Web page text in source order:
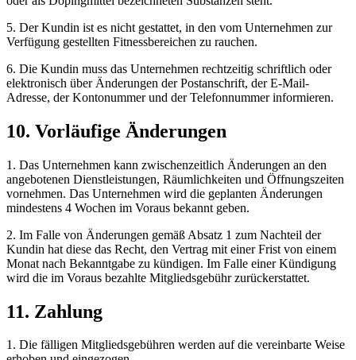
5. Der Kundin ist es nicht gestattet, in den vom Unternehmen zur
Verfügung gestellten Fitnessbereichen zu rauchen.
6. Die Kundin muss das Unternehmen rechtzeitig schriftlich oder
elektronisch über Änderungen der Postanschrift, der E-Mail-
Adresse, der Kontonummer und der Telefonnummer informieren.
10. Vorläufige Änderungen
1. Das Unternehmen kann zwischenzeitlich Änderungen an den
angebotenen Dienstleistungen, Räumlichkeiten und Öffnungszeiten
vornehmen. Das Unternehmen wird die geplanten Änderungen
mindestens 4 Wochen im Voraus bekannt geben.
2. Im Falle von Änderungen gemäß Absatz 1 zum Nachteil der
Kundin hat diese das Recht, den Vertrag mit einer Frist von einem
Monat nach Bekanntgabe zu kündigen. Im Falle einer Kündigung
wird die im Voraus bezahlte Mitgliedsgebühr zurückerstattet.
11. Zahlung
1. Die fälligen Mitgliedsgebühren werden auf die vereinbarte Weise